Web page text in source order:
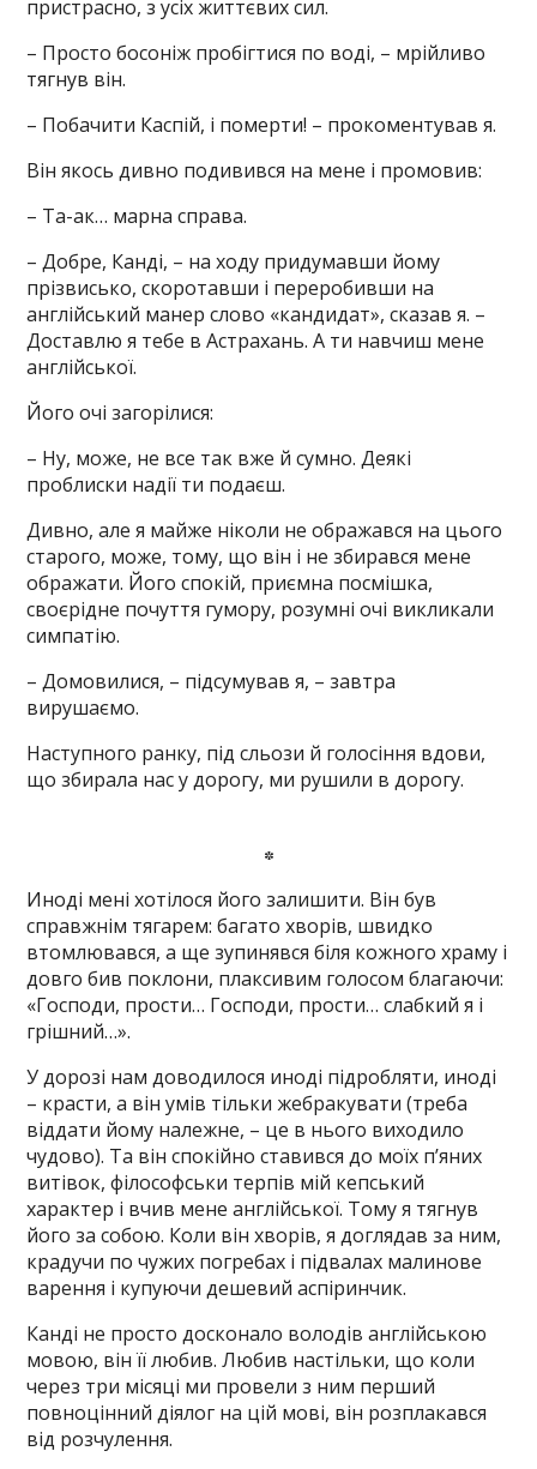
пристрасно, з усіх життєвих сил.
– Просто босоніж пробігтися по воді, – мрійливо
тягнув він.
– Побачити Каспій, і померти! – прокоментував я.
Він якось дивно подивився на мене і промовив:
– Та-ак… марна справа.
– Добре, Канді, – на ходу придумавши йому
прізвисько, скоротавши і переробивши на
англійський манер слово «кандидат», сказав я. –
Доставлю я тебе в Астрахань. А ти навчиш мене
англійської.
Його очі загорілися:
– Ну, може, не все так вже й сумно. Деякі
проблиски надії ти подаєш.
Дивно, але я майже ніколи не ображався на цього
старого, може, тому, що він і не збирався мене
ображати. Його спокій, приємна посмішка,
своєрідне почуття гумору, розумні очі викликали
симпатію.
– Домовилися, – підсумував я, – завтра
вирушаємо.
Наступного ранку, під сльози й голосіння вдови,
що збирала нас у дорогу, ми рушили в дорогу.
*
Иноді мені хотілося його залишити. Він був
справжнім тягарем: багато хворів, швидко
втомлювався, а ще зупинявся біля кожного храму і
довго бив поклони, плаксивим голосом благаючи:
«Господи, прости… Господи, прости… слабкий я і
грішний…».
У дорозі нам доводилося иноді підробляти, иноді
– красти, а він умів тільки жебракувати (треба
віддати йому належне, – це в нього виходило
чудово). Та він спокійно ставився до моїх п’яних
витівок, філософськи терпів мій кепський
характер і вчив мене англійської. Тому я тягнув
його за собою. Коли він хворів, я доглядав за ним,
крадучи по чужих погребах і підвалах малинове
варення і купуючи дешевий аспіринчик.
Канді не просто досконало володів англійською
мовою, він її любив. Любив настільки, що коли
через три місяці ми провели з ним перший
повноцінний діялог на цій мові, він розплакався
від розчулення.